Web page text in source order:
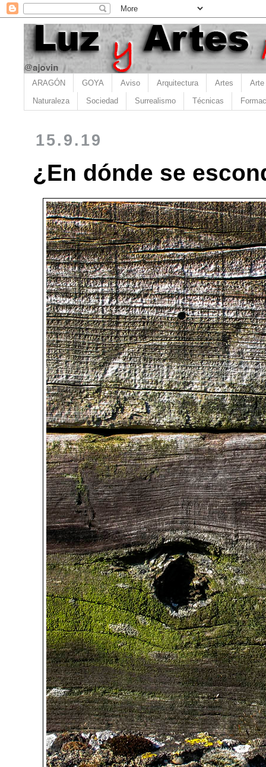
ARAGÓN GOYA Aviso Arquitectura Artes Arte
Naturaleza Sociedad Surrealismo Técnicas
15.9.19
¿En dónde se